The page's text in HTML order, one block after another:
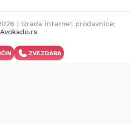
| Izrada internet prodavnice:
Avokado.rs
ZVEZDARA